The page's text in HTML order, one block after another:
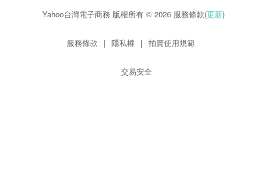
Yahoo台灣電子商務 版權所有 © 2026 服務條款(更新)
服務條款 | 隱私權 | 拍賣使用規範
交易安全